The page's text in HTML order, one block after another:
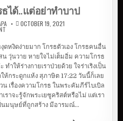
ได้..แต่อย่าทำบาป
OCTOBER 19, 2021
ON จะโกรธก็โกรธได้..แต่อย่า
หงิดง่ายมาก โกรธตัวเอง โกรธคนอื่น
วุ่นวาย หายใจไม่เต็มอิ่ม ความโกรธ
ำให้ร่างกายเราป่วยด้วย ใจร่าเริงเป็น
ห้กระดูกแห้ง สุภาษิต 17:22 วันนี้ก็เลย
เรื่องความโกรธ ในพระคัมภีร์ไบเบิล
ราจะรู้จักพระเยซูคริสต์หรือไม่ แต่เรา
นมนุษย์ที่ถูกสร้าง มีอารมณ์…